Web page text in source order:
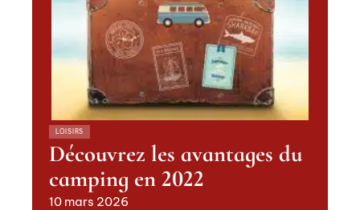
LOISIRS
Découvrez les avantages du
camping en 2022
10 mars 2026